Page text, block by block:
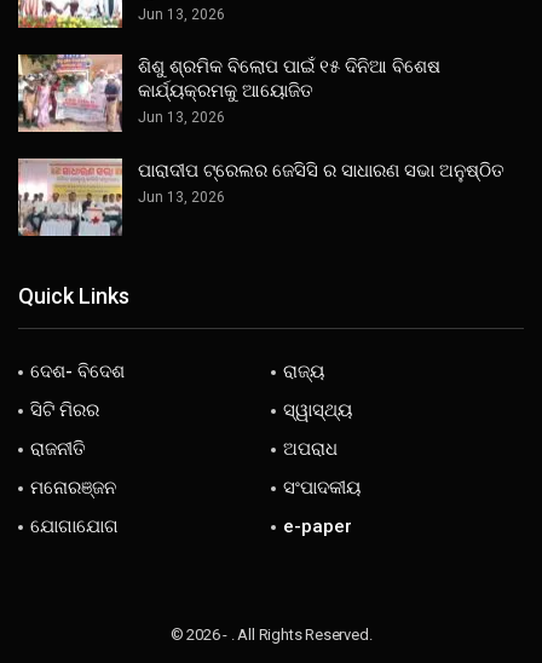
Jun 13, 2026
ଶିଶୁ ଶ୍ରମିକ ବିଲୋପ ପାଇଁ ୧୫ ଦିନିଆ ବିଶେଷ
କାର୍ଯ୍ୟକ୍ରମକୁ ଆୟୋଜିତ
Jun 13, 2026
ପାରାଦୀପ ଟ୍ରେଲର ଜେସିସି ର ସାଧାରଣ ସଭା ଅନୁଷ୍ଠିତ
Jun 13, 2026
Quick Links
ଦେଶ- ବିଦେଶ
ରାଜ୍ୟ
ସିଟି ମିରର
ସ୍ୱାସ୍ଥ୍ୟ
ରାଜନୀତି
ଅପରାଧ
ମନୋରଞ୍ଜନ
ସଂପାଦକୀୟ
ଯୋଗାଯୋଗ
e-paper
© 2026 - . All Rights Reserved.